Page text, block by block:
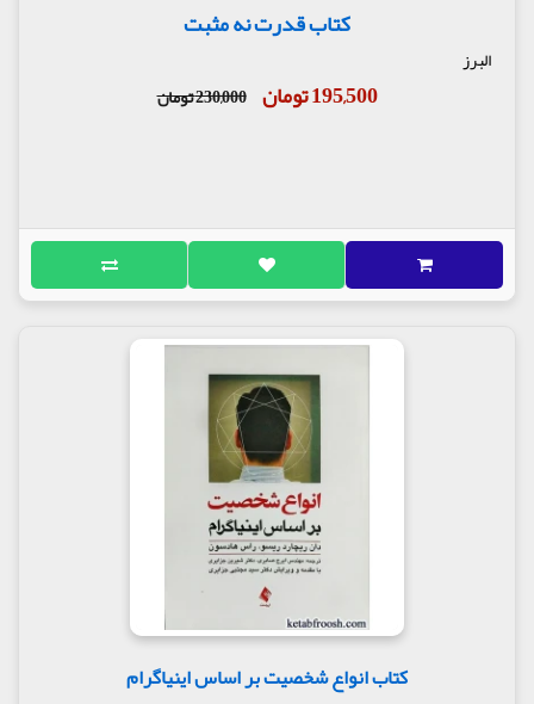
کتاب قدرت نه مثبت
البرز
195,500 تومان 230,000 تومان
کتاب انواع شخصیت بر اساس اینیاگرام